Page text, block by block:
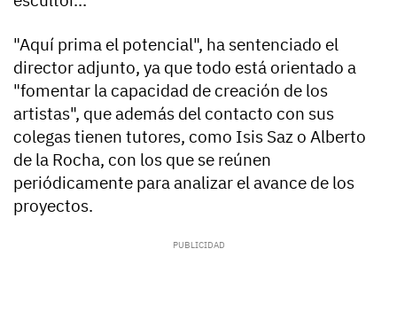
"Aquí prima el potencial", ha sentenciado el
director adjunto, ya que todo está orientado a
"fomentar la capacidad de creación de los
artistas", que además del contacto con sus
colegas tienen tutores, como Isis Saz o Alberto
de la Rocha, con los que se reúnen
periódicamente para analizar el avance de los
proyectos.